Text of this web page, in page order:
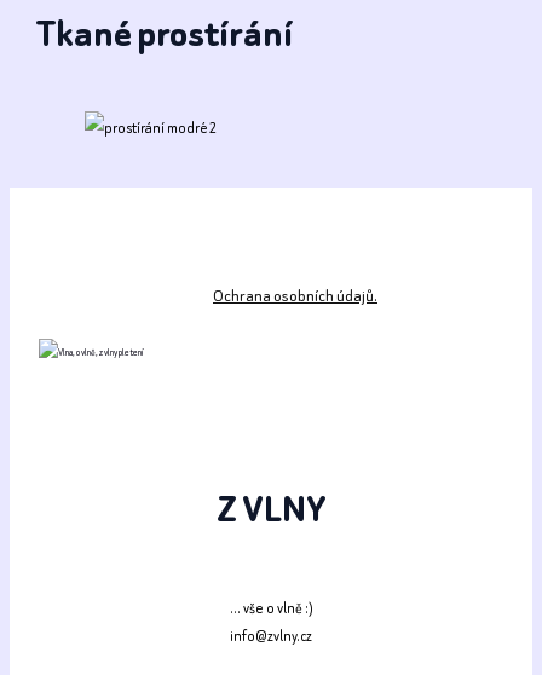
Tkané prostírání
Ochrana osobních údajů.
Z VLNY
... vše o vlně :)
info@zvlny.cz